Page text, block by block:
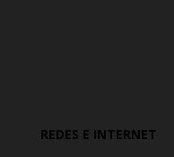
REDES E INTERNET